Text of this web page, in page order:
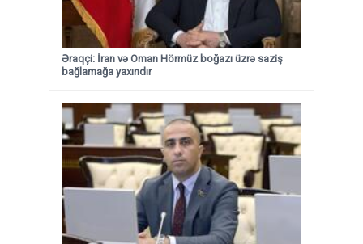
Əraqçi: İran və Oman Hörmüz boğazı üzrə saziş
bağlamağa yaxındır